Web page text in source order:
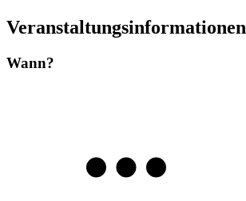
Veranstaltungsinformationen
Wann?